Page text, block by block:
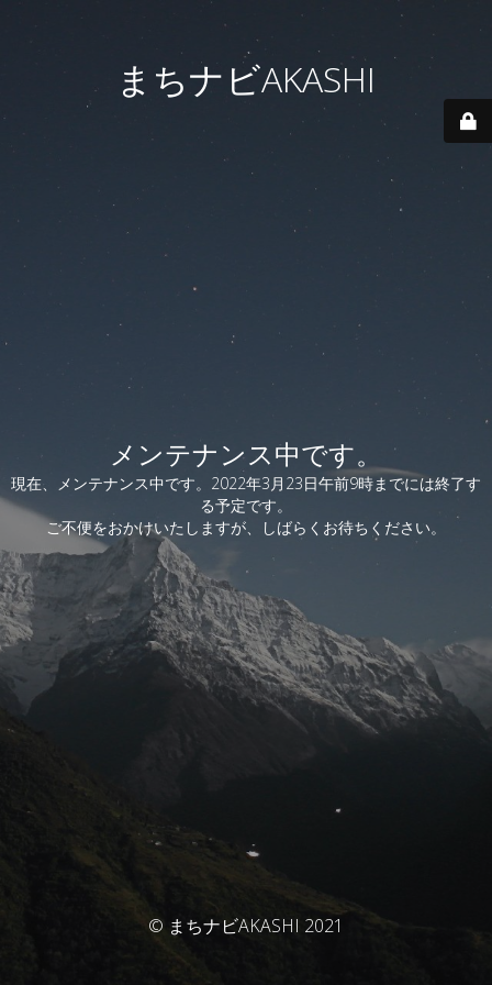
まちナビAKASHI
メンテナンス中です。
現在、メンテナンス中です。2022年3月23日午前9時までには終了す
る予定です。
ご不便をおかけいたしますが、しばらくお待ちください。
© まちナビAKASHI 2021